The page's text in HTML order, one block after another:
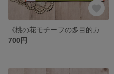
700円